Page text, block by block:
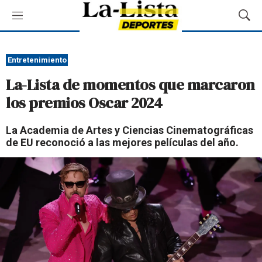
M
e
ú
M
o
a
r
s
u
e
d
a
Entretenimiento
La-Lista de momentos que marcaron
los premios Oscar 2024
La Academia de Artes y Ciencias Cinematográficas
de EU reconoció a las mejores películas del año.